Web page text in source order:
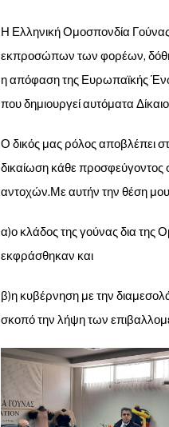
Η Ελληνική Ομοσπονδία Γούνας
εκπροσώπων των φορέων,
η απόφαση της Ευρωπαϊκής
που δημιουργεί αυτόματα
Ο δικός μας ρόλος αποβλέπει
δικαίωση κάθε προσφεύγοντος
αντοχών.Με αυτήν την θέση μου
α)ο κλάδος της γούνας δια της
εκφράσθηκαν και
β)η κυβέρνηση με την
σκοπό την λήψη των